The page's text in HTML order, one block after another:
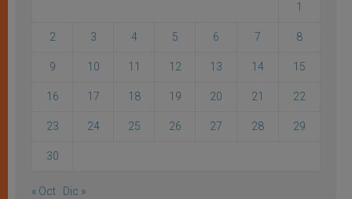
1
2 3 4 5 6 7 8
9 10 11 12 13 14 15
16 17 18 19 20 21 22
23 24 25 26 27 28 29
30
« Oct Dic »